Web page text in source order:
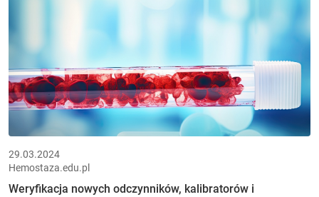
29.03.2024
Hemostaza.edu.pl
Weryfikacja nowych odczynników, kalibratorów i